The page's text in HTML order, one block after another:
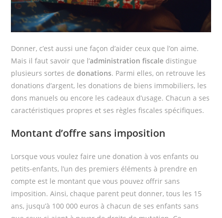
Donner, c’est aussi une façon d’aider ceux que l’on aime.
Mais il faut savoir que l’administration fiscale distingue
plusieurs sortes dedonations. Parmi elles, on retrouve les
donations d’argent, les donations de biens immobiliers, les
dons manuels ou encore les cadeaux d’usage. Chacun a ses
caractéristiques propres et ses règles fiscales spécifiques.
Montant d’offre sans imposition
Lorsque vous voulez faire une donation à vos enfants ou
petits-enfants, l’un des premiers éléments à prendre en
compte est le montant que vous pouvez offrir sans
imposition. Ainsi, chaque parent peut donner, tous les 15
ans, jusqu’à 100 000 euros à chacun de ses enfants sans